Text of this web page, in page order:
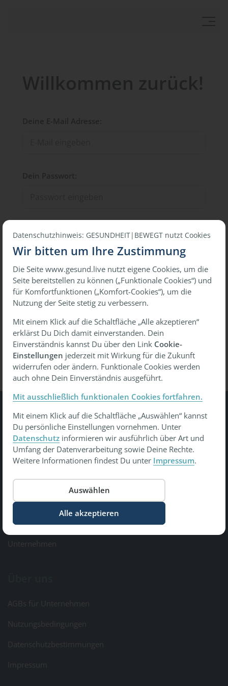
oder
Mit einmaligem Link anmelden
Passwort vergessen?Wiederherstellen
Gesundheit Bewegt
Tu was - gesund leben, gesund arbeiten, gesund älter
werden
All Rights Reserved
Informationen
Kontakt & Feedback
Unternehmen
AGBs für Unternehmen
Nutzungsbedingungen
Datenschutzbestimmungen
Impressum
Datenschutzhinweis: GESUNDHEIT|BEWEGT nutzt Cookies
Wir bitten um Ihre Zustimmung
Die Seite www.gesund.live nutzt eigene Cookies, um die
Seite bereitstellen zu können („Funktionale Cookies“) und
für Komfortfunktionen („Komfort-Cookies“), um die
Nutzung der Seite stetig zu verbessern.
Mit einem Klick auf die Schaltfläche „Alle akzeptieren“
erklärst Du Dich damit einverstanden. Dein
Einverständnis kannst Du über den Link Cookie-
Einstellungen jederzeit mit Wirkung für die Zukunft
widerrufen oder ändern. Funktionale Cookies werden
auch ohne Dein Einverständnis ausgeführt.
Mit ausschließlich funktionalen Cookies fortfahren.
Mit einem Klick auf die Schaltfläche „Auswählen“ kannst
Du persönliche Einstellungen vornehmen. Unter
Datenschutz informieren wir ausführlich über Art und
Umfang der Datenverarbeitung sowie Deine Rechte.
Weitere Informationen findest Du unter Impressum.